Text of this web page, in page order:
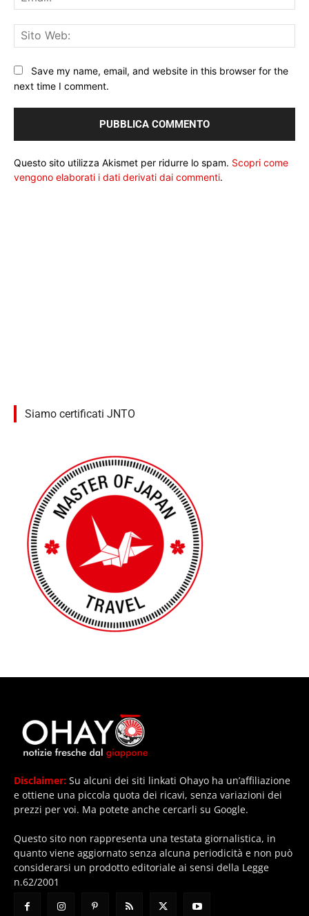
Save my name, email, and website in this browser for the
next time I comment.
Questo sito utilizza Akismet per ridurre lo spam. Scopri come
vengono elaborati i dati derivati dai commenti.
Siamo certificati JNTO
Disclaimer: Su alcuni dei siti linkati Ohayo ha un’affiliazione
e ottiene una piccola quota dei ricavi, senza variazioni dei
prezzi per voi. Ma potete anche cercarli su Google.
Questo sito non rappresenta una testata giornalistica, in
quanto viene aggiornato senza alcuna periodicità e non può
considerarsi un prodotto editoriale ai sensi della Legge
n.62/2001